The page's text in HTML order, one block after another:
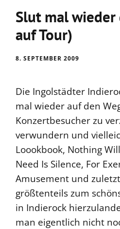
Slut mal
auf Tour)
8. SEPTEMBER 2009
Die Ingolstädter
mal wieder auf den
Konzertbesucher zu
verwundern und
Loookbook, Nothing
Need Is Silence, For
Amusement und
größtenteils zum
in Indierock
man eigentlich nicht